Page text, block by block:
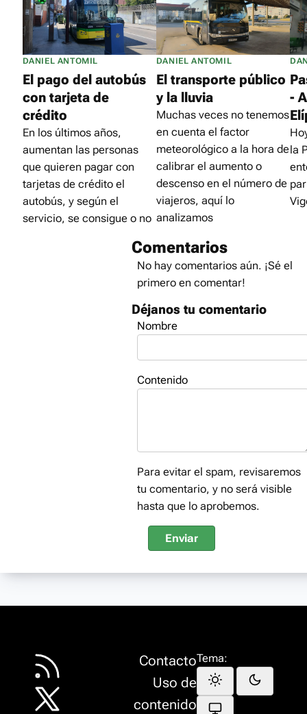
DANIEL ANTOMIL
El pago del autobús
con tarjeta de
crédito
En los últimos años,
aumentan las personas
que quieren pagar con
tarjetas de crédito el
autobús, y según el
servicio, se consigue o no
DANIEL ANTOMIL
El transporte público
y la lluvia
Muchas veces no tenemos
en cuenta el factor
meteorológico a la hora de
calibrar el aumento o
descenso en el número de
viajeros, aquí lo
analizamos
-
la
Comentarios
No hay comentarios aún. ¡Sé el
primero en comentar!
Déjanos tu comentario
Nombre
Contenido
Para evitar el spam, revisaremos
tu comentario, y no será visible
hasta que lo aprobemos.
Enviar
Contacto
Uso de
contenido
Tema: